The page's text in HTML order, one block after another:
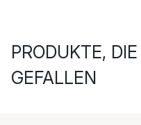
PRODUKTE,
GEFALLEN